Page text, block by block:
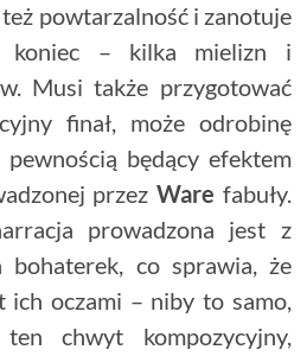
powtarzalność i zanotuje
koniec – kilka mielizn i
Musi także przygotować
finał, może odrobinę
będący efektem
przezWare fabuły.
prowadzona jest z
bohaterek, co sprawia, że
ich oczami – niby to samo,
chwyt kompozycyjny,